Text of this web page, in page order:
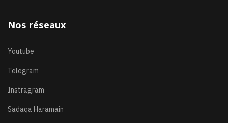
Nos réseaux
Youtube
Telegram
Instragram
Sadaqa Haramain